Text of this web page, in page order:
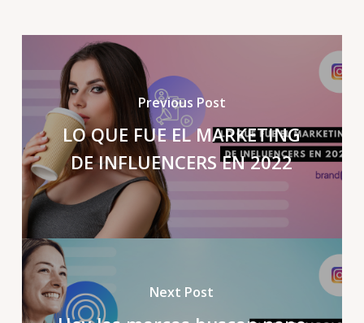
Previous Post
LO QUE FUE EL MARKETING
DE INFLUENCERS EN 2022
Next Post